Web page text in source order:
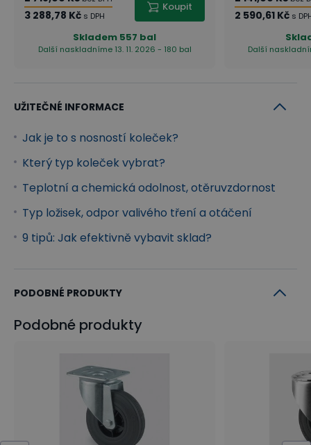
3 288,78 Kč s DPH
Koupit
Skladem 557 bal
Další naskladníme 13. 11. 2026 - 180 bal
2 590,61 Kč s
Další
UŽITEČNÉ INFORMACE
Jak je to s nosností koleček?
Který typ koleček vybrat?
Teplotní a chemická odolnost, otěruvzdornost
Typ ložisek, odpor valivého tření a otáčení
9 tipů: Jak efektivně vybavit sklad?
PODOBNÉ PRODUKTY
Podobné produkty